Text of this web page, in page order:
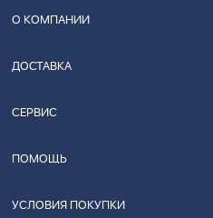
О КОМПАНИИ
ДОСТАВКА
СЕРВИС
ПОМОЩЬ
УСЛОВИЯ ПОКУПКИ